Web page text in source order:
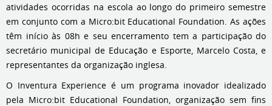
atividades ocorridas na escola ao longo do primeiro semestre
em conjunto com a Micro:bit Educational Foundation. As ações
têm início às 08h e seu encerramento tem a participação do
secretário municipal de Educação e Esporte, Marcelo Costa, e
representantes da organização inglesa.
O Inventura Experience é um programa inovador idealizado
pela Micro:bit Educational Foundation, organização sem fins